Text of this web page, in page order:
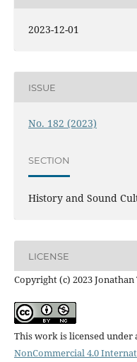
2023-12-01
ISSUE
No. 182 (2023)
SECTION
History and Sound
LICENSE
Copyright (c) 2023 Jonathan
This work is licensed under
NonCommercial 4.0